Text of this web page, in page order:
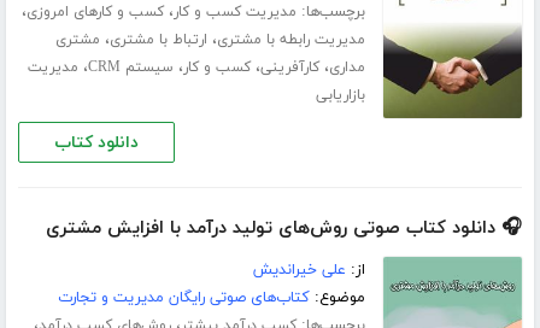
برچسب‌ها: مدیریت کسب و کار،کسب و کارهای امروزی،
مدیریت رابطه با مشتری، ارتباط با مشتری، مشتری
مداری،کارآفرینی،کسب و کار، سیستم CRM ، مدیریت
بازاریابی
دانلود کتاب
🎧 دانلود کتاب صوتی روش‌های تولید درآمد با افزایش مشتری
از: علی خیراندیش
موضوع:کتاب‌های صوتی رایگان مدیریت و تجارت